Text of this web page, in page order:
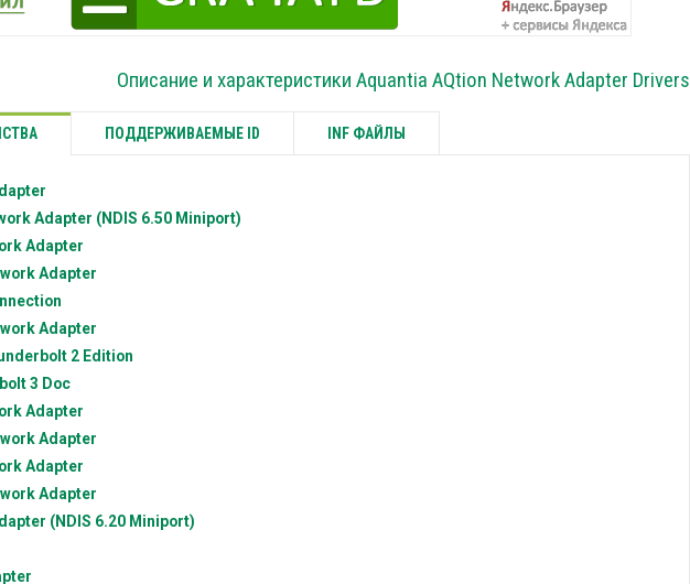
Описание и характеристики Aquantia AQtion Network Adapter Drivers
ПОДДЕРЖИВАЕМЫЕ ID INF ФАЙЛЫ
Adapter (NDIS 6.50 Miniport)
Adapter
Adapter
Adapter
2 Edition
3 Doc
Adapter
Adapter
Adapter
Adapter
(NDIS 6.20 Miniport)